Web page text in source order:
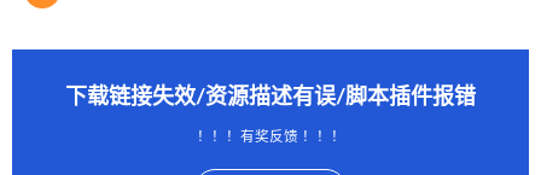
下载链接失效/资源描述有误/脚本插件报错
！！！有奖反馈 ！！！